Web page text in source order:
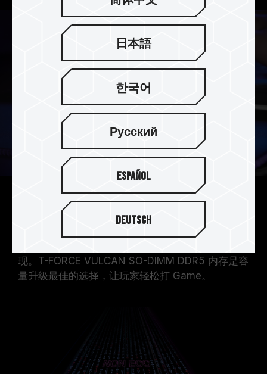
容量升级 轻松打 Game
大容量内存除了玩游戏不受限，还可以同时在背景
现。T-FORCE VULCAN SO-DIMM DDR5 内存是容
量升级最佳的选择，让玩家轻松打 Game。
日本語
한국어
Русский
Español
Deutsch